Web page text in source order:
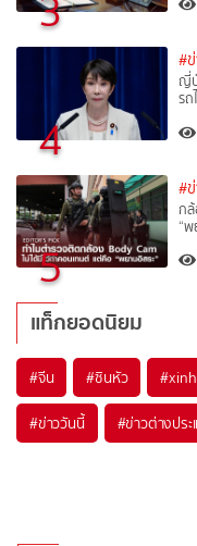
4
#
ญี่
รถ
5
#
กล้
“พ
แท็กยอดนิยม
#จีน #ซินหัว #
#ข่าววันนี้ #ข่าวต่างประ